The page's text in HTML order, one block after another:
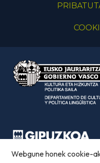
Webgune honek cookie-